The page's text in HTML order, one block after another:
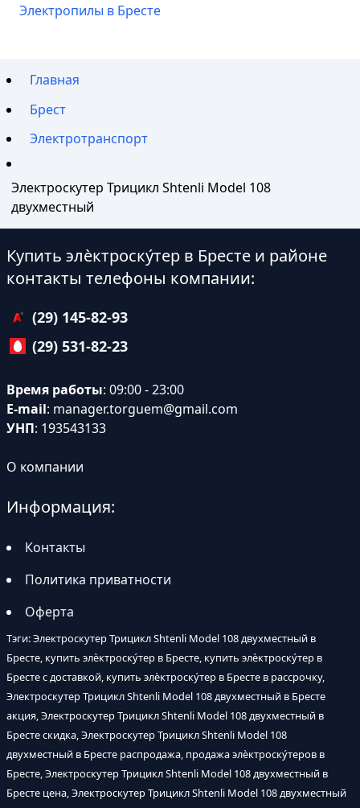
Электропилы в Бресте
Главная
Брест
Электротранспорт
Электроскутер Трицикл Shtenli Model 108
двухместный
Купить элѐктроску́тер в Бресте и районе
контакты телефоны компании:
(29) 145-82-93
(29) 531-82-23
Время работы: 09:00 - 23:00
E-mail: manager.torguem@gmail.com
УНП: 193543133
О компании
Информация:
Контакты
Политика приватности
Оферта
Тэги: Электроскутер Трицикл Shtenli Model 108 двухместный в
Бресте, купить элѐктроску́тер в Бресте, купить элѐктроску́тер в
Бресте с доставкой, купить элѐктроску́тер в Бресте в рассрочку,
Электроскутер Трицикл Shtenli Model 108 двухместный в Бресте
акция, Электроскутер Трицикл Shtenli Model 108 двухместный в
Бресте скидка, Электроскутер Трицикл Shtenli Model 108
двухместный в Бресте распродажа, продажа элѐктроску́теров в
Бресте, Электроскутер Трицикл Shtenli Model 108 двухместный в
Бресте цена, Электроскутер Трицикл Shtenli Model 108 двухместный